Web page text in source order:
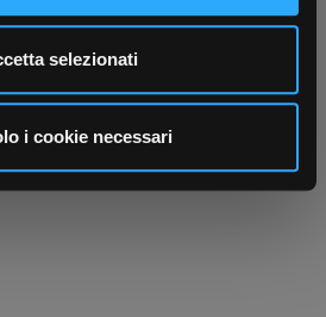
personalizzare contenuti ed
Condividiamo inoltre
in cui utilizza il nostro sito con i
di analisi dei dati web,
i quali potrebbero combinarle
selezionati
i cookie necessari